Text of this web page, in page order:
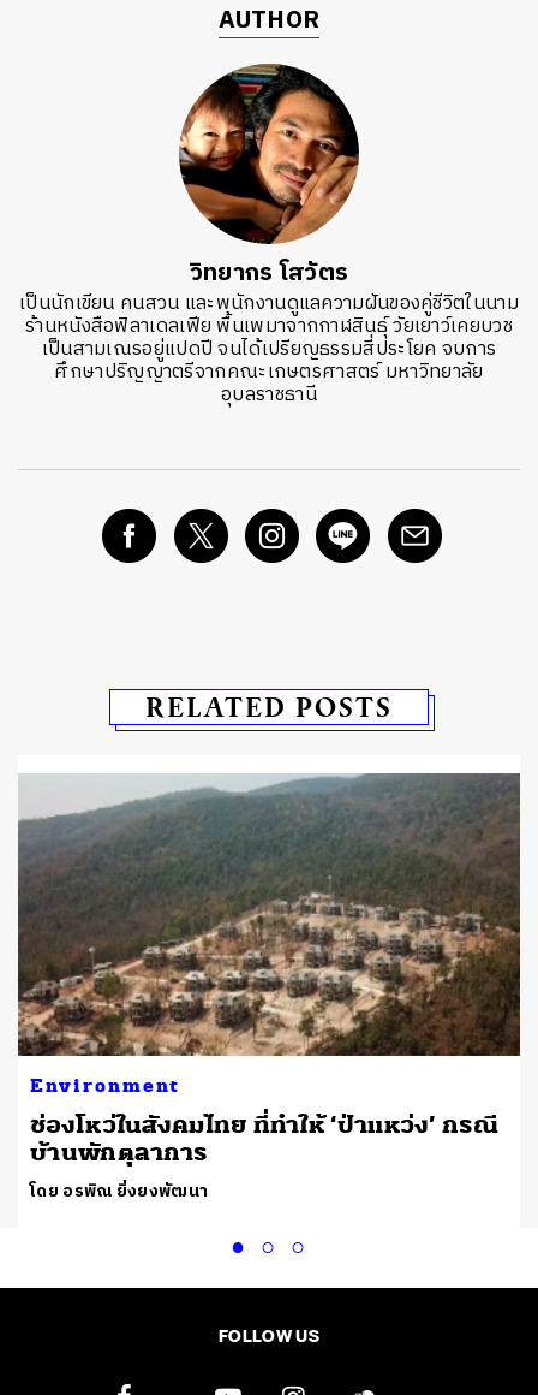
AUTHOR
วิทยากร โสวัตร
เป็นนักเขียน คนสวน และพนักงานดูแลความฝันของคู่ชีวิตในนาม
ร้านหนังสือฟิลาเดลเฟีย พื้นเพมาจากกาฬสินธ์ุ วัยเยาว์เคยบวช
เป็นสามเณรอยู่แปดปี จนได้เปรียญธรรมสี่ประโยค จบการ
ศึกษาปริญญาตรีจากคณะเกษตรศาสตร์ มหาวิทยาลัย
อุบลราชธานี
RELATED POSTS
Environment
ช่องโหว่ในสังคมไทย ที่ทำให้ ‘ป่าแหว่ง’ กรณี
บ้านพักตุลาการ
โดย อรพิณ ยิ่งยงพัฒนา
FOLLOW US